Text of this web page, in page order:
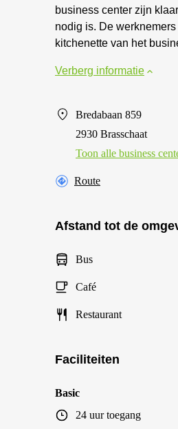
business center zijn
nodig is. De
kitchenette van het
Verberg informatie
Bredabaan 859
2930 Brasschaat
Toon alle business
Route
Afstand tot de
Bus
Café
Restaurant
Faciliteiten
Basic
24 uur toegang